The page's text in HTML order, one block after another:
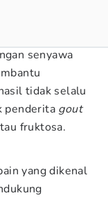
senyawa
tidak selalu
penderita gout
fruktosa.
yang dikenal